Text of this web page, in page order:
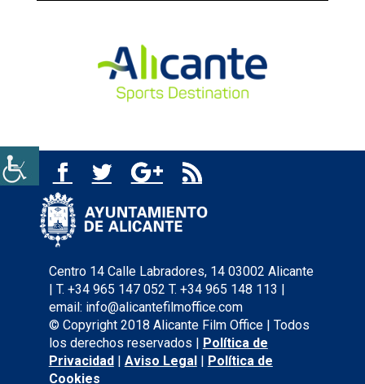
Centro 14 Calle Labradores, 14 03002 Alicante
| T. +34 965 147 052 T. +34 965 148 113 |
email: info@alicantefilmoffice.com
© Copyright 2018 Alicante Film Office | Todos
los derechos reservados | Política de
Privacidad| Aviso Legal| Política de
Cookies